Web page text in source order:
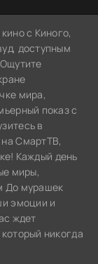
с Киного,
доступным
мира,
показ с
в
СмартТВ,
Каждый день
миры,
До мурашек
эмоции и
ждет
никогда